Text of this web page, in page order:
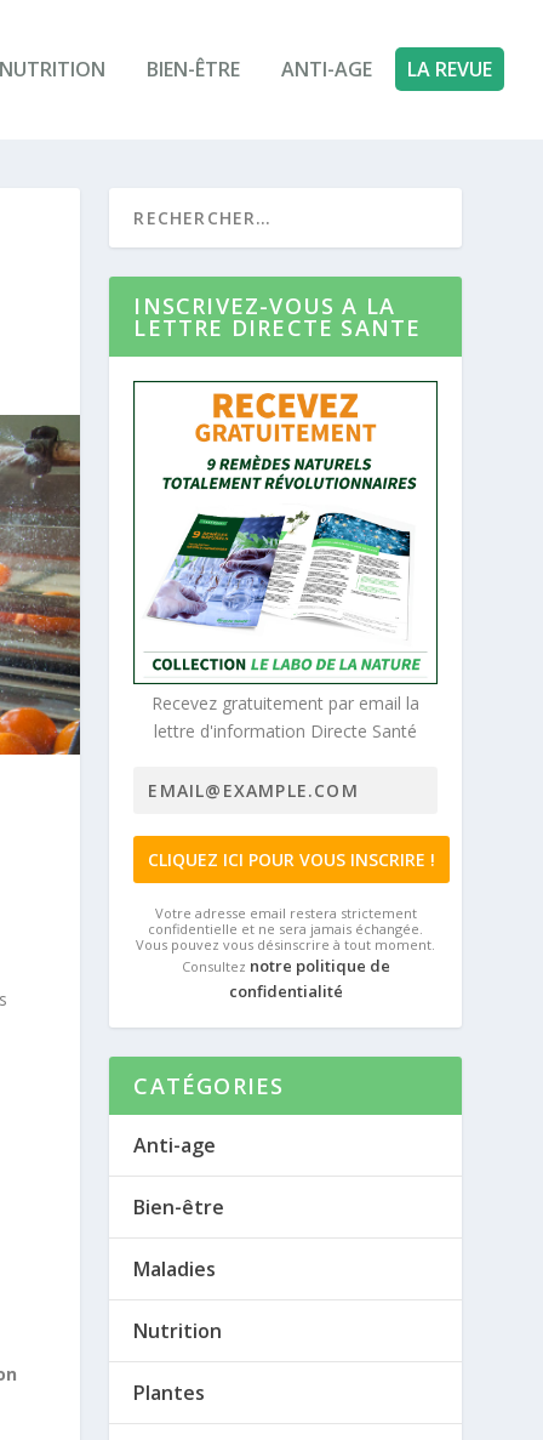
NUTRITION BIEN-ÊTRE ANTI-AGE LA REVUE
INSCRIVEZ-VOUS A LA
LETTRE DIRECTE SANTE
Recevez gratuitement par email la
lettre d'information Directe Santé
Votre adresse email restera strictement
confidentielle et ne sera jamais échangée.
Vous pouvez vous désinscrire à tout moment.
Consultez notre politique de
confidentialité
CATÉGORIES
Anti-age
Bien-être
Maladies
Nutrition
Plantes